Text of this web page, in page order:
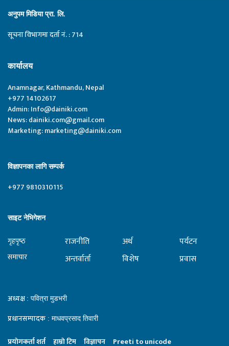
अनुपम मिडिया प्रा. लि.
सूचना विभागमा दर्ता नं. : 714
कार्यालय
Anamnagar, Kathmandu, Nepal
+977 14102617
Admin:Info@dainiki.com
News:dainiki.com@gmail.com
Marketing:marketing@dainiki.com
विज्ञापनका लागि सम्पर्क
+977 9810310115
साइट नेभिगेशन
गृहपृष्‍ठ
समाचार
राजनीति
अन्तर्वार्ता
अर्थ
विशेष
पर्यटन
प्रवास
अध्यक्ष : पवित्रा मुडभरी
प्रधानसम्पादक : माधवप्रसाद तिवारी
प्रयाेगकर्ता शर्त हाम्राे टिम विज्ञापन Preeti to unicode